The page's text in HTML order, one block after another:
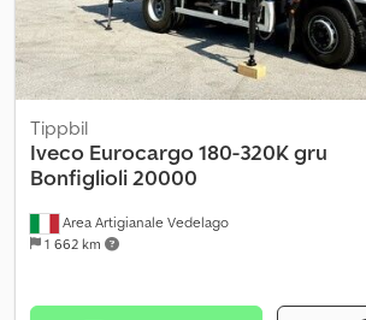
Area Artigianale Vedelago
1 662 km
Tippbil
Iveco Eurocargo 180-320K gru
Bonfiglioli 20000